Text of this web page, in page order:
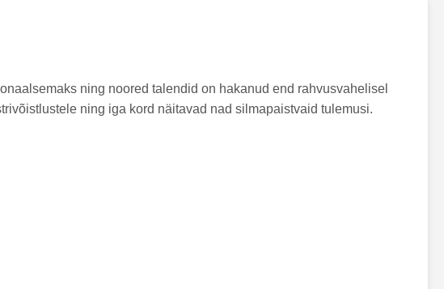
ning noored talendid on hakanud end rahvusvahelisel
ning iga kord näitavad nad silmapaistvaid tulemusi.